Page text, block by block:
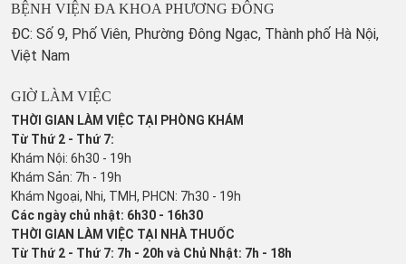
BỆNH VIỆN ĐA KHOA PHƯƠNG ĐÔNG
ĐC: Số 9, Phố Viên, Phường Đông Ngạc, Thành phố Hà Nội,
Việt Nam
GIỜ LÀM VIỆC
THỜI GIAN LÀM VIỆC TẠI PHÒNG KHÁM
Từ Thứ 2 - Thứ 7:
Khám Nội: 6h30 - 19h
Khám Sản: 7h - 19h
Khám Ngoại, Nhi, TMH, PHCN: 7h30 - 19h
Các ngày chủ nhật: 6h30 - 16h30
THỜI GIAN LÀM VIỆC TẠI NHÀ THUỐC
Từ Thứ 2 - Thứ 7: 7h - 20h và Chủ Nhật: 7h - 18h